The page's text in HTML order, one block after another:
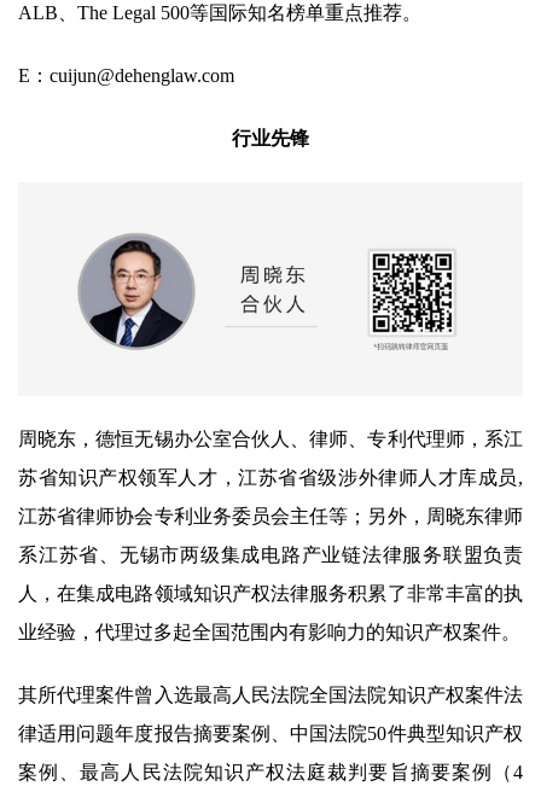
ALB、The Legal 500等国际知名榜单重点推荐。
E：cuijun@dehenglaw.com
行业先锋
周晓东，德恒无锡办公室合伙人、律师、专利代理师，系江
苏省知识产权领军人才，江苏省省级涉外律师人才库成员,
江苏省律师协会专利业务委员会主任等；另外，周晓东律师
系江苏省、无锡市两级集成电路产业链法律服务联盟负责
人，在集成电路领域知识产权法律服务积累了非常丰富的执
业经验，代理过多起全国范围内有影响力的知识产权案件。
其所代理案件曾入选最高人民法院全国法院知识产权案件法
律适用问题年度报告摘要案例、中国法院50件典型知识产权
案例、最高人民法院知识产权法庭裁判要旨摘要案例（4